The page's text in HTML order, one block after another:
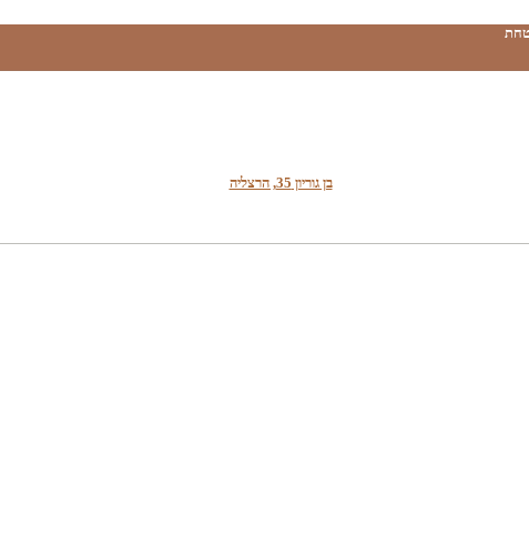
בן גוריון 35, הרצליה